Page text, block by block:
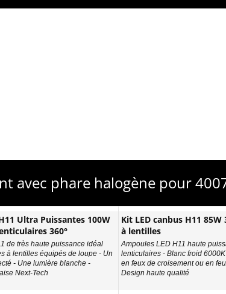
avec phare halogène pour
Ultra Puissantes 100W
360°
de très haute puissance idéal
à lentilles équipés de loupe - Un
- Une lumière blanche -
Next-Tech
Kit LED canbus H11
à lentilles
Ampoules LED H11 haute
lenticulaires - Blanc froid
en feux de croisement ou en
Design haute qualité